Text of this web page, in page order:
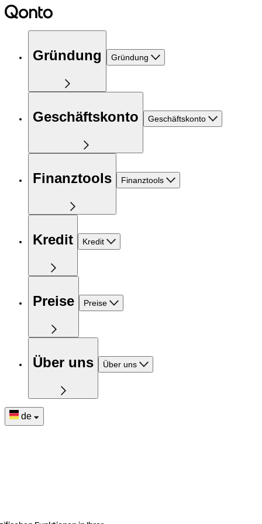
Gründung Gründung
Geschäftskonto Geschäftskonto
Finanztools Finanztools
Kredit Kredit
Preise Preise
Über uns Über uns
de